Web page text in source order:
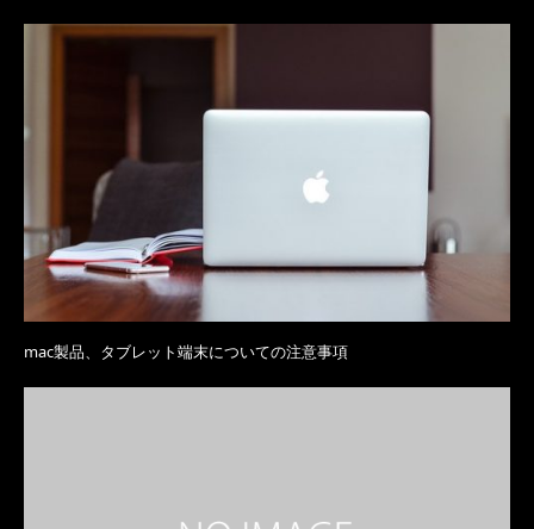
mac製品、タブレット端末についての注意事項